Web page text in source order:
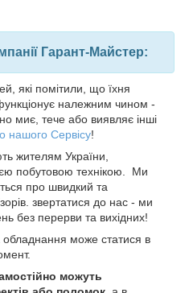
Гарант-Майстер:
які помітили, що їхня
належним чином -
миє, тече або виявляє інші
нашого Сервісу!
жителям України,
побутовою технікою. Ми
про швидкий та
звертатися до нас - ми
без перерви та вихідних!
може статися в
можуть